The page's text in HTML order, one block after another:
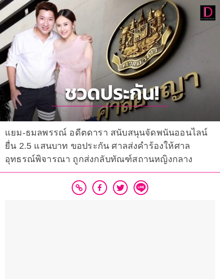
แยม-ธมลพรรณ์ อดีตดารา สนับสนุนจัดพนันออนไลน์
ยื่น 2.5 แสนบาท ขอประกัน ศาลส่งคำร้องให้ศาล
อุทธรณ์พิจารณา ถูกส่งกลับทัณฑ์สถานหญิงกลาง